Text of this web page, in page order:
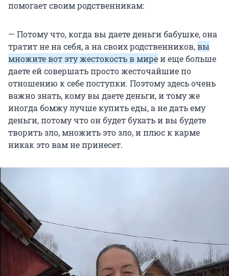
помогает своим родственникам:
— Потому что, когда вы даете деньги бабушке, она
тратит не на себя, а на своих родственников,вы
множите вот эту жестокость в миреи еще больше
даете ей совершать просто жесточайшие по
отношению к себе поступки. Поэтому здесь очень
важно знать, кому вы даете деньги, и тому же
иногда бомжу лучше купить еды, а не дать ему
деньги, потому что он будет бухать и вы будете
творить зло, множить это зло, и плюс к карме
никак это вам не принесет.